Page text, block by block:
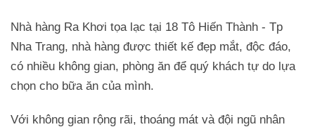
Nhà hàng Ra Khơi tọa lạc tại 18 Tô Hiến Thành - Tp
Nha Trang, nhà hàng được thiết kế đẹp mắt, độc đáo,
có nhiều không gian, phòng ăn để quý khách tự do lựa
chọn cho bữa ăn của mình.
Với không gian rộng rãi, thoáng mát và đội ngũ nhân